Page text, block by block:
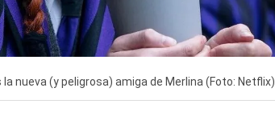
la nueva (y peligrosa) amiga de Merlina (Foto: Netflix)